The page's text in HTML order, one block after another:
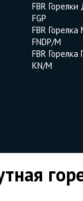
FBR
FGP
FBR
FNDP/M
FBR
KN/M